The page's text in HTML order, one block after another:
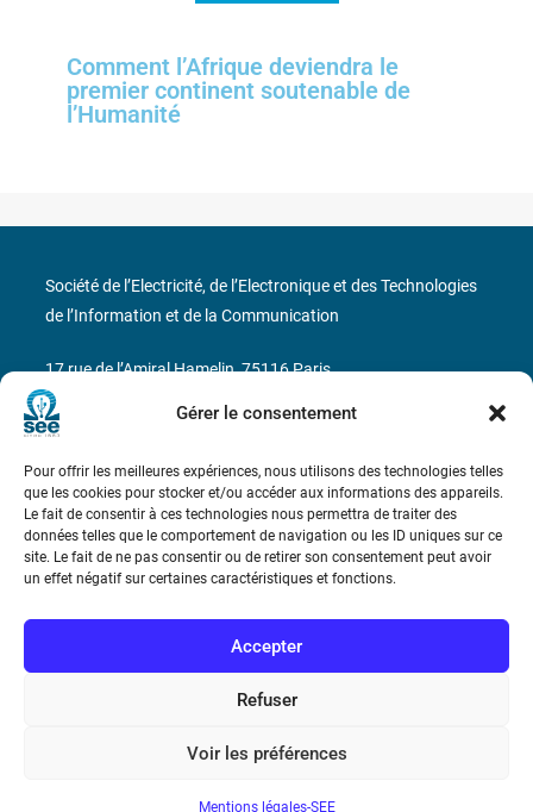
Gérer le consentement
Pour offrir les meilleures expériences, nous utilisons des technologies telles
que les cookies pour stocker et/ou accéder aux informations des appareils.
Le fait de consentir à ces technologies nous permettra de traiter des
données telles que le comportement de navigation ou les ID uniques sur ce
site. Le fait de ne pas consentir ou de retirer son consentement peut avoir
un effet négatif sur certaines caractéristiques et fonctions.
Accepter
Refuser
Voir les préférences
Mentions légales-SEE
Comment l’Afrique deviendra le
premier continent soutenable de
l’Humanité
Conditions Générales de Vente
Société de l’Electricité, de l’Electronique et des Technologies
de l’Information et de la Communication
17 rue de l’Amiral Hamelin75116 Paris
Métro : « Boissière » Ligne 6 et « Iéna » Ligne 9
Téléphone : (+33) 1 56 90 37 17
N° de SIREN : 785 393 232, Code APE : 9412Z TVA intra-
communautaire : FR44 785 393 232